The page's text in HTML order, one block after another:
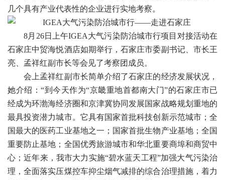
几个具有产业代表性的企业进行实地考察。
8月26日上午IGEA大气污染防治城市行项目对接活动在
石家庄中贸海悦酒店如期举行，石家庄市委副书记、市长王
亮、孟祥红副市长等会见了考察团成员。
会上孟祥红副市长简单介绍了石家庄的经济发展状况，
她介绍：“到今天作为“京畿重地首都南大门”的石家庄市已
经成为环渤海经济圈和京津冀协同发展国家战略规划重地的
最具投资潜力城市。它具有国家首批科技创新示范城市；全
国最大的医药工业基地之一；国家首批生物产业基地；全国
重要防止基地；全国优秀旅游城市和华北重要商埠和商贸中
心；近年来，我市大力实施“碧水蓝天工程”加强大气污染治
理，全面落实压煤控车抑尘烟气减排的综合治理措施，着力